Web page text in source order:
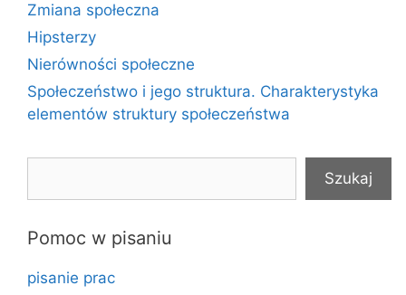
Zmiana społeczna
Hipsterzy
Nierówności społeczne
Społeczeństwo i jego struktura. Charakterystyka
elementów struktury społeczeństwa
Szukaj
Pomoc w pisaniu
pisanie prac